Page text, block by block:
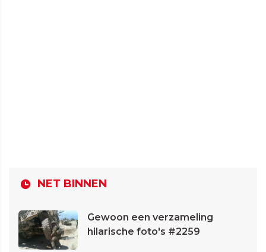
NET BINNEN
Gewoon een verzameling
hilarische foto's #2259